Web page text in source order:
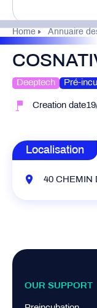
Home Annuaire
Deeptech Pré-
Creation
Localisation
40 CHEMIN
OUR SUPPORT